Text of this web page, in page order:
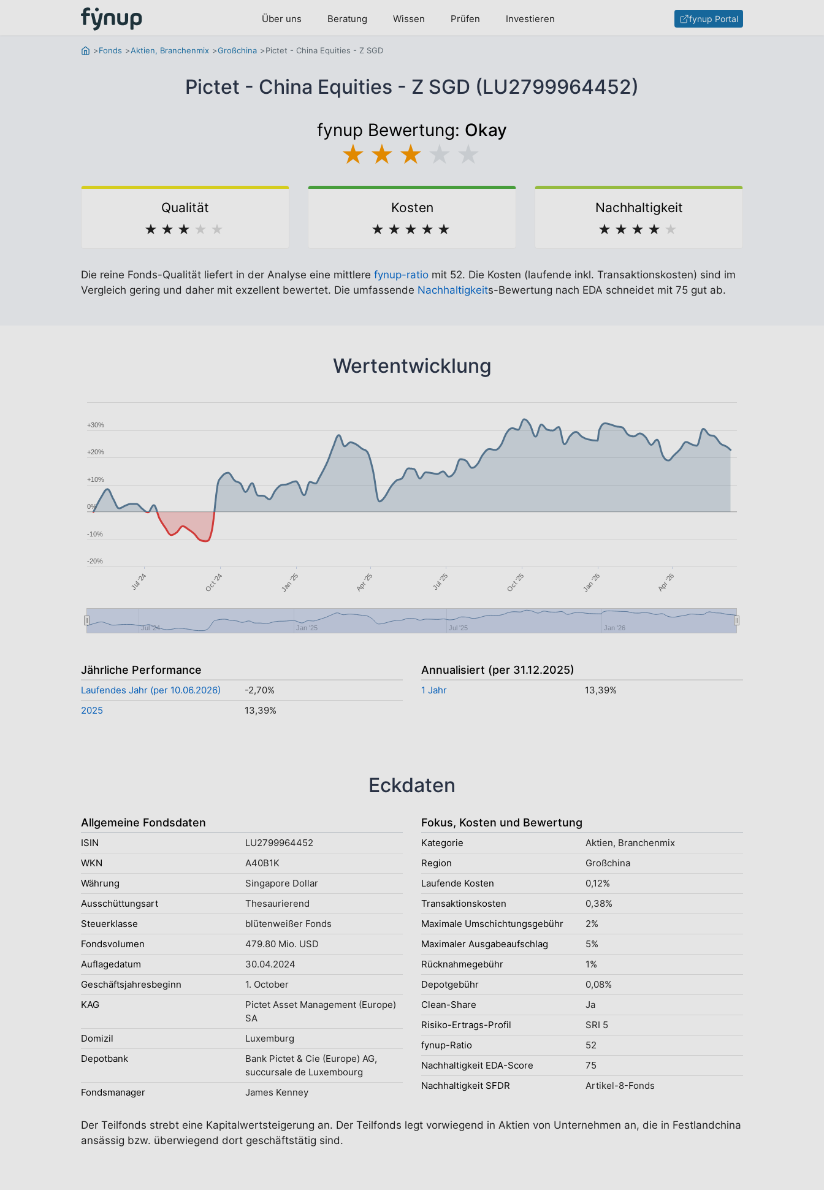
Über uns Beratung Wissen Prüfen Investieren fynup Portal
Fonds Aktien, Branchenmix Großchina Pictet - China Equities - Z SGD
Pictet - China Equities - Z SGD (LU2799964452)
fynup Bewertung: Okay
★ ★ ★
Qualität
★ ★ ★ ★ ★
Kosten
★ ★ ★ ★ ★
Nachhaltigkeit
★ ★ ★ ★ ★
Die reine Fonds-Qualität liefert in der Analyse eine mittlere fynup-ratio mit 52. Die Kosten (laufende inkl. Transaktionskosten) sind im
Vergleich gering und daher mit exzellent bewertet. Die umfassende Nachhaltigkeits-Bewertung nach EDA schneidet mit 75 gut ab.
Wertentwicklung
Jul '24 Oct '24 Jan '25 Apr '25 Jul '25 Oct '25 Jan '26 Apr '26
Jul '24 Jan '25 Jul '25 Jan '26
-20%
-10%
0%
+10%
+20%
+30%
Jährliche Performance
Laufendes Jahr (per 10.06.2026)
-2,70%
2025
13,39%
Annualisiert (per 31.12.2025)
1 Jahr 13,39%
Eckdaten
Allgemeine Fondsdaten
ISIN
LU2799964452
WKN
A40B1K
Währung
Singapore Dollar
Ausschüttungsart
Thesaurierend
Steuerklasse
blütenweißer Fonds
Fondsvolumen
479.80 Mio. USD
Auflagedatum
30.04.2024
Geschäftsjahresbeginn
1. October
KAG
Pictet Asset Management (Europe)
SA
Domizil
Luxemburg
Depotbank
Bank Pictet & Cie (Europe) AG,
succursale de Luxembourg
Fondsmanager
James Kenney
Fokus, Kosten und Bewertung
Kategorie
Aktien, Branchenmix
Region
Großchina
Laufende Kosten
0,12%
Transaktionskosten
0,38%
Maximale Umschichtungsgebühr
2%
Maximaler Ausgabeaufschlag
5%
Rücknahmegebühr
1%
Depotgebühr
0,08%
Clean-Share
Ja
Risiko-Ertrags-Profil
SRI 5
fynup-Ratio
52
Nachhaltigkeit EDA-Score
75
Nachhaltigkeit SFDR
Artikel-8-Fonds
Der Teilfonds strebt eine Kapitalwertsteigerung an. Der Teilfonds legt vorwiegend in Aktien von Unternehmen an, die in Festlandchina
ansässig bzw. überwiegend dort geschäftstätig sind.